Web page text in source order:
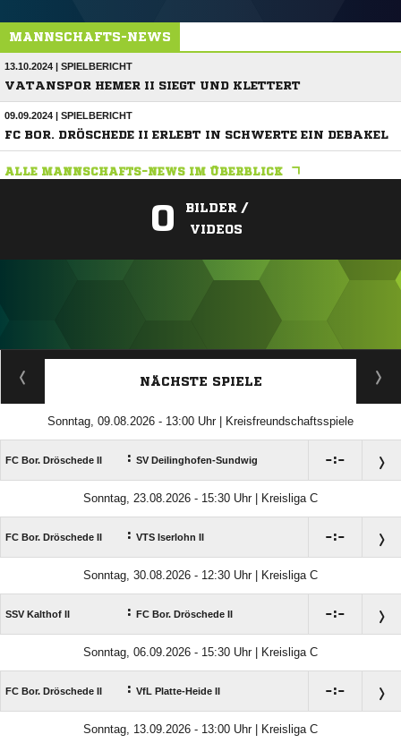
MANNSCHAFTS-NEWS
13.10.2024 | SPIELBERICHT
VATANSPOR HEMER II SIEGT UND KLETTERT
09.09.2024 | SPIELBERICHT
FC BOR. DRÖSCHEDE II ERLEBT IN SCHWERTE EIN DEBAKEL
ALLE MANNSCHAFTS-NEWS IM ÜBERBLICK
0
BILDER /
VIDEOS
ANZEIGE
NÄCHSTE SPIELE
Sonntag, 09.08.2026 - 13:00 Uhr | Kreisfreundschaftsspiele
FC Bor. Dröschede II : SV Deilinghofen-Sundwig :
Sonntag, 23.08.2026 - 15:30 Uhr | Kreisliga C
FC Bor. Dröschede II : VTS Iserlohn II :
Sonntag, 30.08.2026 - 12:30 Uhr | Kreisliga C
SSV Kalthof II : FC Bor. Dröschede II :
Sonntag, 06.09.2026 - 15:30 Uhr | Kreisliga C
FC Bor. Dröschede II : VfL Platte-Heide II :
Sonntag, 13.09.2026 - 13:00 Uhr | Kreisliga C